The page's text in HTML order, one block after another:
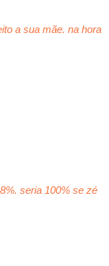
a sua mãe. na hora
seria 100% se zé